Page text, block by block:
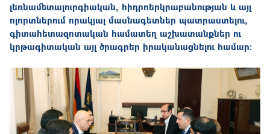
լեռնամետալուրգիական, հիդրոերկրաբանության և այլ
ոլորտներում որակյալ մասնագետներ պատրաստելու,
գիտահետազոտական համատեղ աշխատանքներ ու
կրթագիտական այլ ծրագրեր իրականացնելու համար։